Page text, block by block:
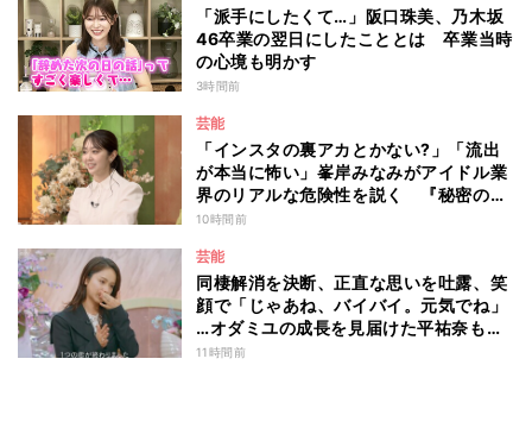
「派手にしたくて…」阪口珠美、乃木坂
46卒業の翌日にしたこととは 卒業当時
の心境も明かす
3時間前
芸能
「インスタの裏アカとかない?」「流出
が本当に怖い」峯岸みなみがアイドル業
界のリアルな危険性を説く 『秘密のマ
マ園』特別編
10時間前
芸能
同棲解消を決断、正直な思いを吐露、笑
顔で「じゃあね、バイバイ。元気でね」
…オダミユの成長を見届けた平祐奈も思
わず涙 『ガールオアレディ3』
11時間前